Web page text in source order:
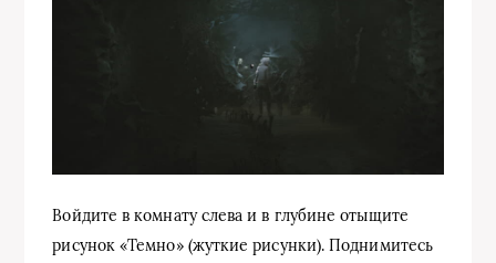
Войдите в комнату слева и в глубине отыщите
рисунок «Темно» (жуткие рисунки). Поднимитесь